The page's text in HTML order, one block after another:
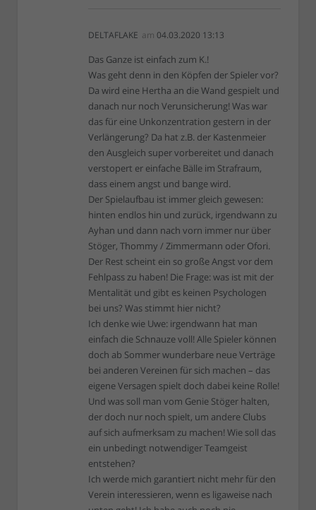
DELTAFLAKE am 04.03.2020 13:13
Das Ganze ist einfach zum K.!
Was geht denn in den Köpfen der Spieler vor?
Da wird eine Hertha an die Wand gespielt und
danach nur noch Verunsicherung! Was war
das für eine Unkonzentration gestern in der
Verlängerung? Da hat z.B. der Kastenmeier
den Ausgleich super vorbereitet und danach
verstopert er einfache Bälle im Strafraum,
dass einem angst und bange wird.
Der Spielaufbau ist immer gleich gewesen:
hinten endlos hin und zurück, irgendwann zu
Ayhan und dann nach vorn immer nur über
Stöger, Thommy / Zimmermann oder Ofori.
Der Rest scheint ein so große Angst vor dem
Fehlpass zu haben! Die Frage: was ist mit der
Mentalität und gibt es keinen Psychologen
bei uns? Was stimmt hier nicht?
Ich denke wie Uwe: irgendwann hat man
einfach die Schnauze voll! Alle Spieler können
doch ab Sommer wunderbare neue Verträge
bei anderen Vereinen für sich machen – das
eigene Versagen spielt doch dabei keine Rolle!
Und was soll man vom Genie Stöger halten,
der doch nur noch spielt, um andere Clubs
auf sich aufmerksam zu machen! Wie soll das
ein unbedingt notwendiger Teamgeist
entstehen?
Ich werde mich garantiert nicht mehr für den
Verein interessieren, wenn es ligaweise nach